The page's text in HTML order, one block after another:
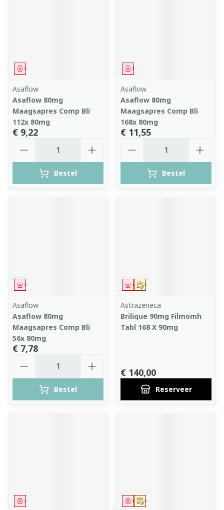
Geneesmiddel
Asaflow
Asaflow 80mg
Maagsapres Comp Bli
112x 80mg
€ 9,22
Bestel
Geneesmiddel
Asaflow
Asaflow 80mg
Maagsapres Comp Bli
168x 80mg
€ 11,55
Bestel
Geneesmiddel
Asaflow
Asaflow 80mg
Maagsapres Comp Bli
56x 80mg
€ 7,78
Bestel
Op voorschrift
Geneesmiddel
Astrazeneca
Brilique 90mg Filmomh
Tabl 168 X 90mg
€ 140,00
Reserveer
Geneesmiddel Op voorschrift
Geneesmiddel